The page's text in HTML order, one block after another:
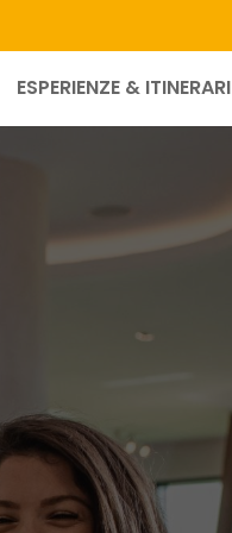
ESPERIENZE & ITINERARI